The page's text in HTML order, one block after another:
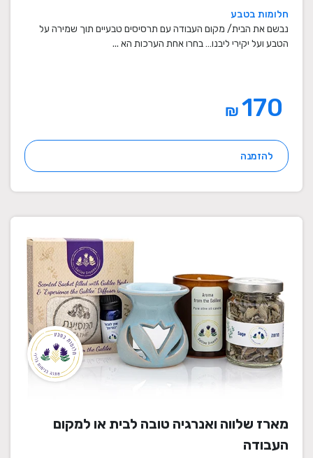
חלומות בטבע
נבשם את הבית/ מקום העבודה עם תרסיסים טבעיים תוך שמירה על
הטבע ועל יקירי ליבנו… בחרו אחת הערכות הא ...
₪
להזמנה
מארז שלווה ואנרגיה טובה לבית או למקום
העבודה